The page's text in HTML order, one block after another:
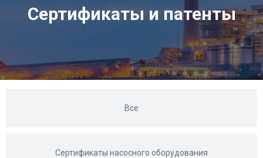
Сертификаты и патенты
Все
Сертификаты насосного оборудования